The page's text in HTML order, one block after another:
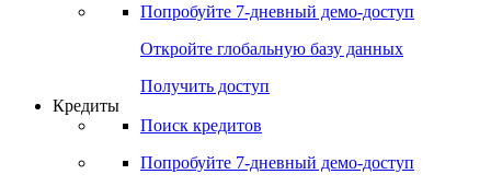
Попробуйте 7-дневный демо-доступ
Откройте глобальную базу данных
Получить доступ
Кредиты
Поиск кредитов
Попробуйте 7-дневный демо-доступ